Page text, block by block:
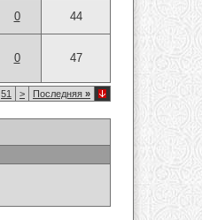
0 44
0 47
51 > Последняя »